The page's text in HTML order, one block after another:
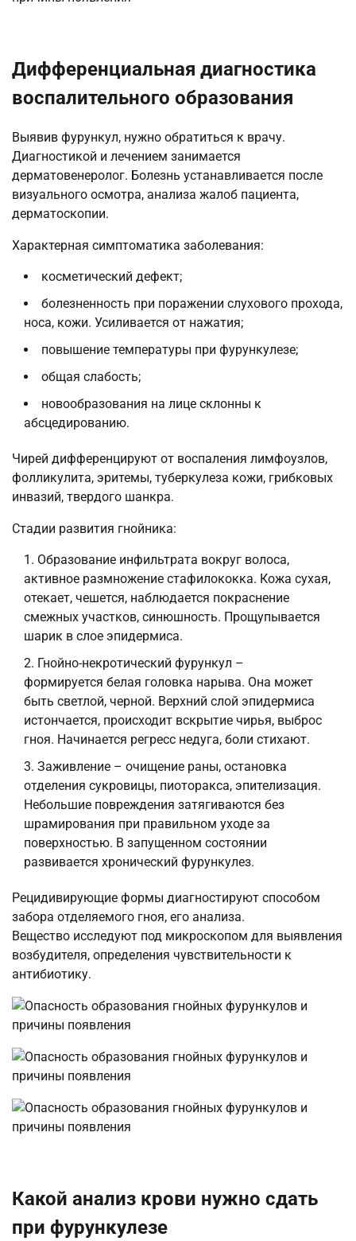
Дифференциальная диагностика
воспалительного образования
Выявив фурункул, нужно обратиться к врачу.
Диагностикой и лечением занимается
дерматовенеролог. Болезнь устанавливается после
визуального осмотра, анализа жалоб пациента,
дерматоскопии.
Характерная симптоматика заболевания:
косметический дефект;
болезненность при поражении слухового прохода,
носа, кожи. Усиливается от нажатия;
повышение температуры при фурункулезе;
общая слабость;
новообразования на лице склонны к
абсцедированию.
Чирей дифференцируют от воспаления лимфоузлов,
фолликулита, эритемы, туберкулеза кожи, грибковых
инвазий, твердого шанкра.
Стадии развития гнойника:
Образование инфильтрата вокруг волоса,
активное размножение стафилококка. Кожа сухая,
отекает, чешется, наблюдается покраснение
смежных участков, синюшность. Прощупывается
шарик в слое эпидермиса.
Гнойно-некротический фурункул –
формируется белая головка нарыва. Она может
быть светлой, черной. Верхний слой эпидермиса
истончается, происходит вскрытие чирья, выброс
гноя. Начинается регресс недуга, боли стихают.
Заживление – очищение раны, остановка
отделения сукровицы, пиоторакса, эпителизация.
Небольшие повреждения затягиваются без
шрамирования при правильном уходе за
поверхностью. В запущенном состоянии
развивается хронический фурункулез.
Рецидивирующие формы диагностируют способом
забора отделяемого гноя, его анализа.
Вещество исследуют под микроскопом для выявления
возбудителя, определения чувствительности к
антибиотику.
Какой анализ крови нужно сдать
при фурункулезе